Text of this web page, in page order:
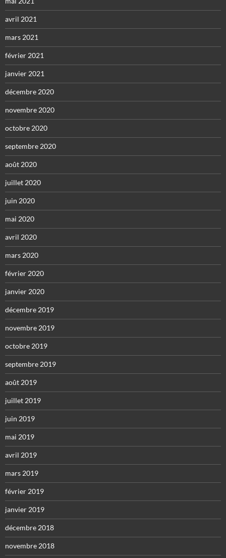
avril 2021
mars 2021
février 2021
janvier 2021
décembre 2020
novembre 2020
octobre 2020
septembre 2020
août 2020
juillet 2020
juin 2020
mai 2020
avril 2020
mars 2020
février 2020
janvier 2020
décembre 2019
novembre 2019
octobre 2019
septembre 2019
août 2019
juillet 2019
juin 2019
mai 2019
avril 2019
mars 2019
février 2019
janvier 2019
décembre 2018
novembre 2018